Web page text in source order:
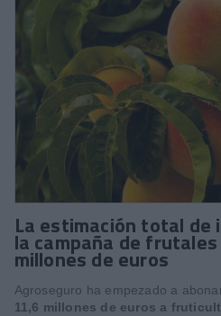
La estimación total de
la campaña de
millones de euros
Agroseguro ha empezado a
11,6 millones de euros a